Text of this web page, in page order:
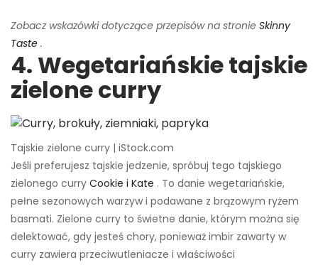
Zobacz wskazówki dotyczące przepisów na stronie Skinny
Taste .
4. Wegetariańskie tajskie
zielone curry
Tajskie zielone curry | iStock.com
Jeśli preferujesz tajskie jedzenie, spróbuj tego tajskiego
zielonego curry Cookie i Kate . To danie wegetariańskie,
pełne sezonowych warzyw i podawane z brązowym ryżem
basmati. Zielone curry to świetne danie, którym można się
delektować, gdy jesteś chory, ponieważ imbir zawarty w
curry zawiera przeciwutleniacze i właściwości